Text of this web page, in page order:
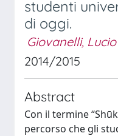
studenti
di oggi.
Giovanelli, Lucio
2014/2015
Abstract
Con il termine
percorso che gli